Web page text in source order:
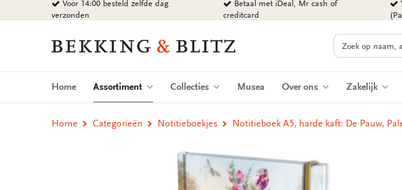
naar
Voor 14:00 besteld zelfde dag
verzonden
Betaal met iDeal, Mr cash of
creditcard
Bekking
Blitz
Uitgevers
Zoeken
Home Assortiment (current)Collecties Musea Over ons Zakelijk
Home Categorieën Notitieboekjes Notitieboek A5, harde kaft: De Pauw,